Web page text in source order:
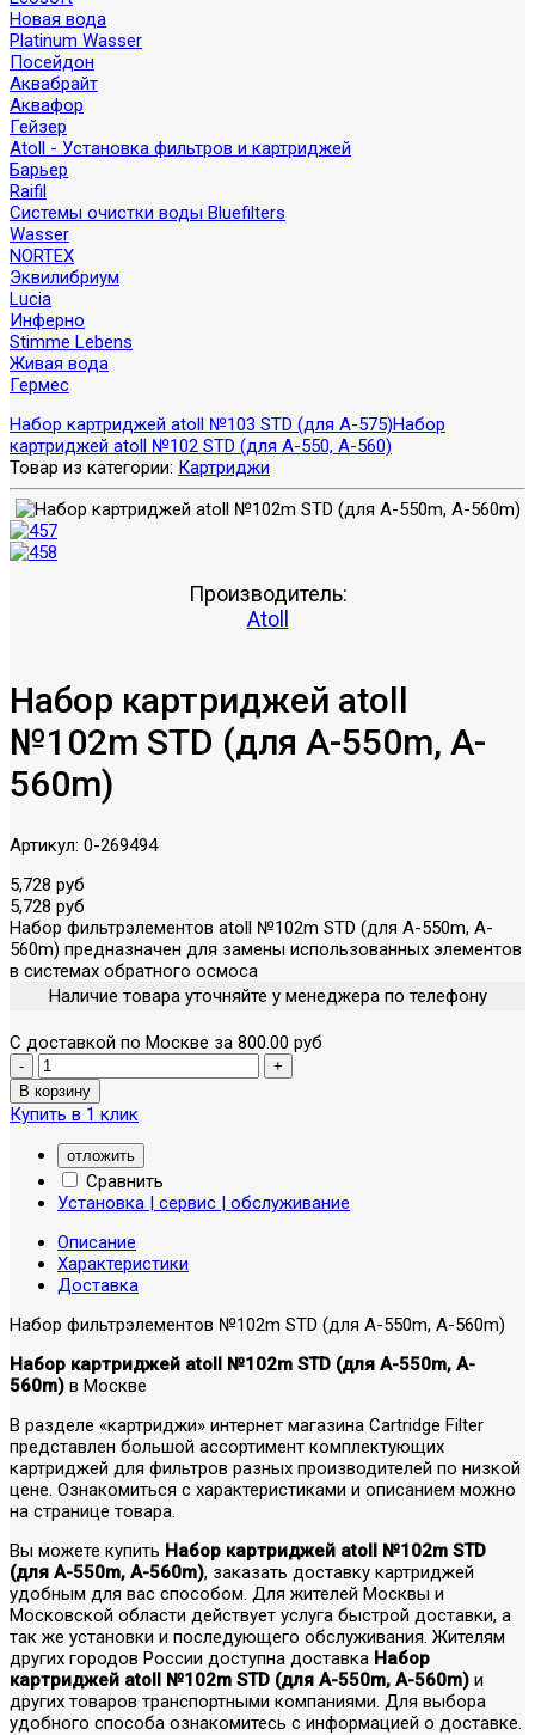
Новая вода
Platinum Wasser
Посейдон
Аквабрайт
Аквафор
Гейзер
Atoll - Установка фильтров и картриджей
Барьер
Raifil
Системы очистки воды Bluefilters
Wasser
NORTEX
Эквилибриум
Lucia
Инферно
Stimme Lebens
Живая вода
Гермес
Набор картриджей atoll №103 STD (для A-575)Набор
картриджей atoll №102 STD (для A-550, A-560)
Товар из категории: Картриджи
Производитель:
Atoll
Набор картриджей atoll
№102m STD (для A-550m, A-
560m)
Артикул: 0-269494
5,728 руб
5,728 руб
Набор фильтрэлементов atoll №102m STD (для A-550m, A-
560m) предназначен для замены использованных элементов
в системах обратного осмоса
Наличие товара уточняйте у менеджера по телефону
С доставкой по Москве за 800.00 руб
Купить в 1 клик
отложить
Сравнить
Установка | сервис | обслуживание
Описание
Характеристики
Доставка
Набор фильтрэлементов №102m STD (для A-550m, A-560m)
Набор картриджей atoll №102m STD (для A-550m, A-
560m) в Москве
В разделе «картриджи» интернет магазина Cartridge Filter
представлен большой ассортимент комплектующих
картриджей для фильтров разных производителей по низкой
цене. Ознакомиться с характеристиками и описанием можно
на странице товара.
Вы можете купить Набор картриджей atoll №102m STD
(для A-550m, A-560m), заказать доставку картриджей
удобным для вас способом. Для жителей Москвы и
Московской области действует услуга быстрой доставки, а
так же установки и последующего обслуживания. Жителям
других городов России доступна доставка Набор
картриджей atoll №102m STD (для A-550m, A-560m) и
других товаров транспортными компаниями. Для выбора
удобного способа ознакомитесь с информацией о доставке.